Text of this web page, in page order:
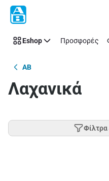
Παράλειψη
Eshop Προσφορές
AB
Λαχανικά
Φίλτρα